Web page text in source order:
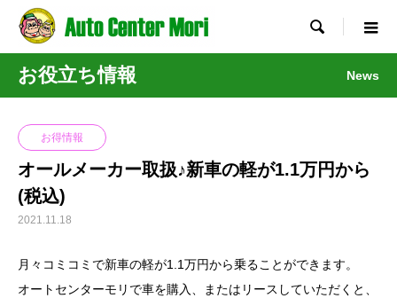

お役立ち情報 News
お得情報
オールメーカー取扱♪新車の軽が1.1万円から
(税込)
2021.11.18
月々コミコミで新車の軽が1.1万円から乗ることができます。
オートセンターモリで車を購入、またはリースしていただくと、